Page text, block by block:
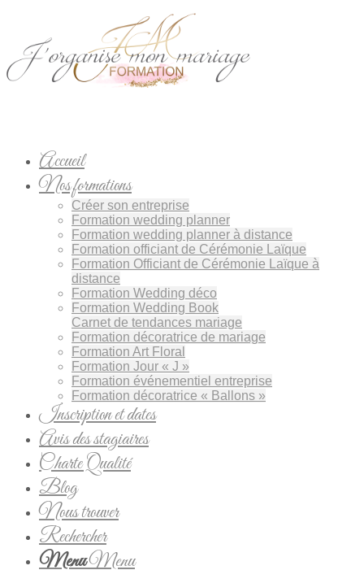
Accueil
Nos formations
Créer son entreprise
Formation wedding planner
Formation wedding planner à distance
Formation officiant de Cérémonie Laïque
Formation Officiant de Cérémonie Laïque à
distance
Formation Wedding déco
Formation Wedding Book
Carnet de tendances mariage
Formation décoratrice de mariage
Formation Art Floral
Formation Jour « J »
Formation événementiel entreprise
Formation décoratrice « Ballons »
Inscription et dates
Avis des stagiaires
Charte Qualité
Blog
Nous trouver
Rechercher
MenuMenu